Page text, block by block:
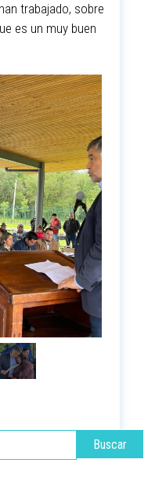
trabajado, sobre
es un muy buen